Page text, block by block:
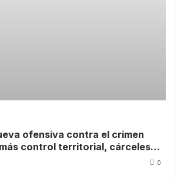
ofensiva contra el crimen
control territorial, cárceles
decomiso de bienes
0